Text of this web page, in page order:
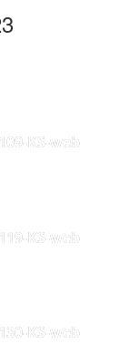
KS-web
KS-web
KS-web